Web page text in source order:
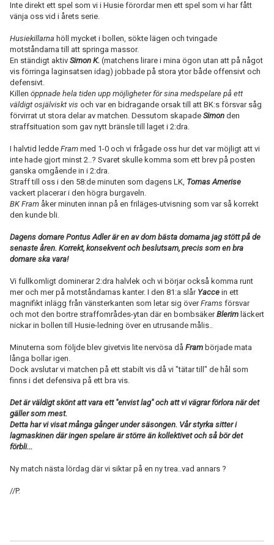
Inte direkt ett spel som vi i Husie förordar men ett spel som vi har fått
vänja oss vid i årets serie.
Husiekillarna höll mycket i bollen, sökte lägen och tvingade
motståndarna till att springa massor.
En ständigt aktiv Simon K. (matchens lirare i mina ögon utan att på något
vis förringa laginsatsen idag) jobbade på stora ytor både offensivt och
defensivt.
Killen öppnade hela tiden upp möjligheter för sina medspelare på ett
väldigt osjälviskt vis och var en bidragande orsak till att BK:s försvar såg
förvirrat ut stora delar av matchen. Dessutom skapade Simon den
straffsituation som gav nytt bränsle till laget i 2:dra.
I halvtid ledde Fram med 1-0 och vi frågade oss hur det var möjligt att vi
inte hade gjort minst 2..? Svaret skulle komma som ett brev på posten
ganska omgående in i 2:dra.
Straff till oss i den 58:de minuten som dagens LK, Tomas Amerise
vackert placerar i den högra burgaveln.
BK Fram åker minuten innan på en friläges-utvisning som var så korrekt
den kunde bli.
Dagens domare Pontus Adler är en av dom bästa domarna jag stött på de
senaste åren. Korrekt, konsekvent och beslutsam, precis som en bra
domare ska vara!
Vi fullkomligt dominerar 2:dra halvlek och vi börjar också komma runt
mer och mer på motståndarnas kanter. I den 81:a slår Yacce in ett
magnifikt inlägg från vänsterkanten som letar sig överFrams försvar
och mot den bortre straffområdes-ytan där en bombsäkerBlerim läckert
nickar in bollen till Husie-ledning över en utrusande målis..
Minuterna som följde blev givetvis lite nervösa då Fram började mata
långa bollar igen.
Dock avslutar vi matchen på ett stabilt vis då vi "tätar till" de hål som
finns i det defensiva på ett bra vis.
Det är väldigt skönt att vara ett "envist lag" och att vi vägrar förlora när det
gäller som mest.
Detta har vi visat många gånger under säsongen. Vår styrka sitter i
lagmaskinen där ingen spelare är större än kollektivet och så bör det
förbli...
Ny match nästa lördag där vi siktar på en ny trea..vad annars ?
//P.